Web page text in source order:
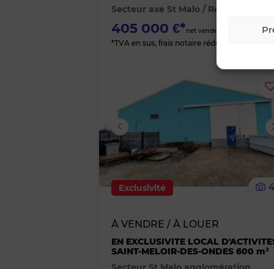
Secteur axe St Malo / Rennes
405 000 €*net vendeur
*TVA en sus, frais notaire réduits
Exclusivité
À VENDRE / À LOUER
EN EXCLUSIVITE LOCAL
SAINT-MELOIR-DES-ONDES 600 m²